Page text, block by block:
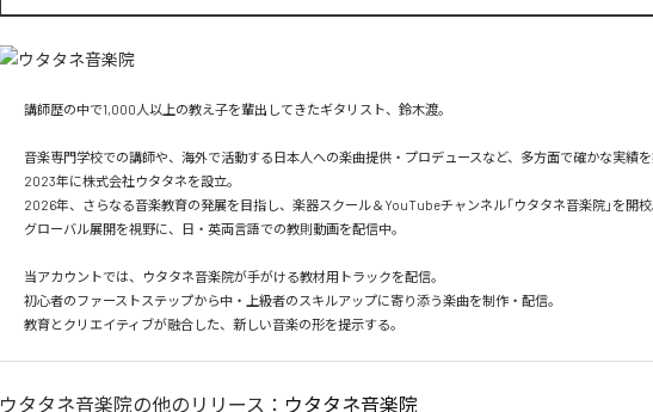
講師歴の中で1,000人以上の教え子を輩出してきたギタリスト、鈴木渡。
音楽専門学校での講師や、海外で活動する日本人への楽曲提供・プロデュースなど、多方面で確かな実績を
2023年に株式会社ウタタネを設立。
2026年、さらなる音楽教育の発展を目指し、楽器スクール＆YouTubeチャンネル「ウタタネ音楽院」を開
グローバル展開を視野に、日・英両言語での教則動画を配信中。
当アカウントでは、ウタタネ音楽院が手がける教材用トラックを配信。
初心者のファーストステップから中・上級者のスキルアップに寄り添う楽曲を制作・配信。
ウタタネ音楽院の他のリリース： ウタタネ音楽院